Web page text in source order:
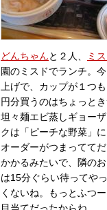
どんちゃん と２人、 ミ
園のミスドでランチ。
上げで、カップが１つ
円分買うのはちょっと
坦々麺エビ蒸しギョー
クは「ピーチな野菜」
オーダーがつまってて
かかるみたいで、隣の
は15分ぐらい待ってや
くないね。もっとふつ